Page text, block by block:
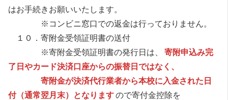
はお手続きお願いいたします。
※コンビニ窓口での返金は行っておりません。
１０．寄附金受領証明書の送付
※寄附金受領証明書の発行日は、
寄附申込み完
了日やカード決済口座からの振替日ではなく、
寄附金が決済代行業者から本校に入金された日
付（通常翌月末）となりますので寄付金控除を